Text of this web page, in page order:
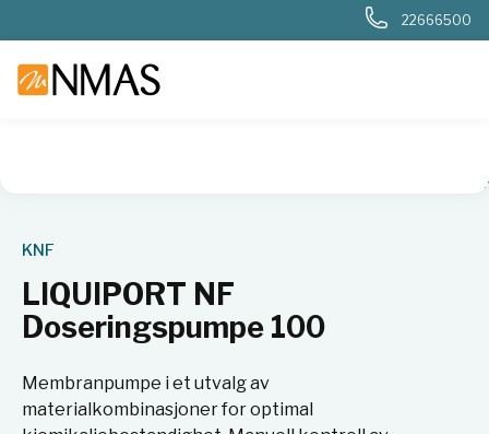
22666500
KNF
LIQUIPORT NF
Doseringspumpe 100
Membranpumpe i et utvalg av
materialkombinasjoner for optimal